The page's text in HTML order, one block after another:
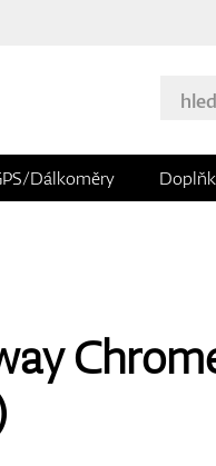
Dálkoměry